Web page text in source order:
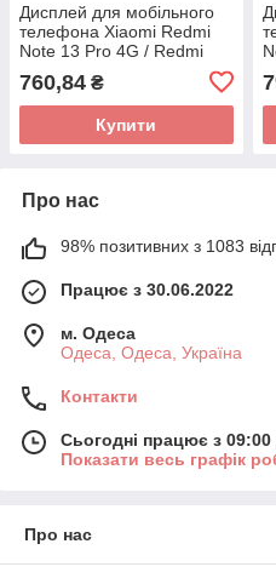
Дисплей для мобільного
телефона Xiaomi Redmi
Note 13 Pro 4G / Redmi
Note 14S / Poco M6 Pro 4G
TFT з тачскріном Black
760,84 ₴
Купити
Про нас
98% позитивних з 1083
Працює з 30.06.2022
м. Одеса
Одеса, Одеса, Україна
Контакти
Сьогодні працює з
Показати весь графік
Про нас